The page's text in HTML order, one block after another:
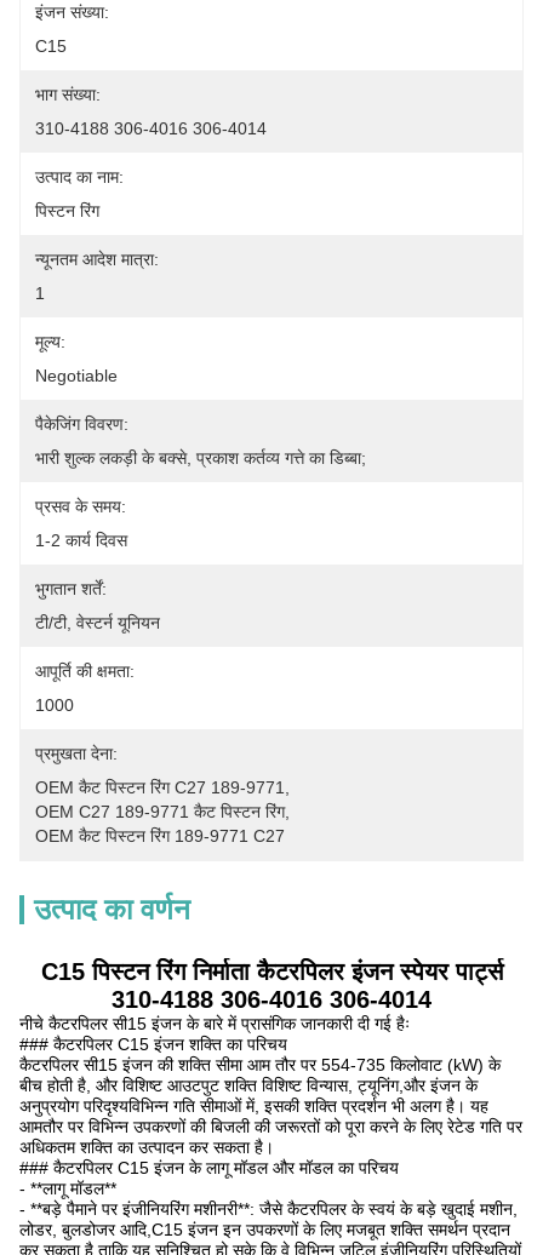
इंजन संख्या:
C15
भाग संख्या:
310-4188 306-4016 306-4014
उत्पाद का नाम:
पिस्टन रिंग
न्यूनतम आदेश मात्रा:
1
मूल्य:
Negotiable
पैकेजिंग विवरण:
भारी शुल्क लकड़ी के बक्से, प्रकाश कर्तव्य गत्ते का डिब्बा;
प्रसव के समय:
1-2 कार्य दिवस
भुगतान शर्तें:
टी/टी, वेस्टर्न यूनियन
आपूर्ति की क्षमता:
1000
प्रमुखता देना:
OEM कैट पिस्टन रिंग C27 189-9771
OEM C27 189-9771 कैट पिस्टन रिंग,
OEM कैट पिस्टन रिंग 189-9771 C27
उत्पाद का वर्णन
C15 पिस्टन रिंग निर्माता कैटरपिलर इंजन स्पेयर पार्ट्स
310-4188 306-4016 306-4014
नीचे कैटरपिलर सी15 इंजन के बारे में प्रासंगिक जानकारी दी गई हैः
### कैटरपिलर C15 इंजन शक्ति का परिचय
कैटरपिलर सी15 इंजन की शक्ति सीमा आम तौर पर 554-735 किलोवाट (kW) के
बीच होती है, और विशिष्ट आउटपुट शक्ति विशिष्ट विन्यास, ट्यूनिंग,और इंजन के
अनुप्रयोग परिदृश्यविभिन्न गति सीमाओं में, इसकी शक्ति प्रदर्शन भी अलग है। यह
आमतौर पर विभिन्न उपकरणों की बिजली की जरूरतों को पूरा करने के लिए रेटेड गति पर
अधिकतम शक्ति का उत्पादन कर सकता है।
### कैटरपिलर C15 इंजन के लागू मॉडल और मॉडल का परिचय
- **लागू मॉडल**
- **बड़े पैमाने पर इंजीनियरिंग मशीनरी**: जैसे कैटरपिलर के स्वयं के बड़े खुदाई मशीन,
लोडर, बुलडोजर आदि,C15 इंजन इन उपकरणों के लिए मजबूत शक्ति समर्थन प्रदान
कर सकता है ताकि यह सुनिश्चित हो सके कि वे विभिन्न जटिल इंजीनियरिंग परिस्थितियों